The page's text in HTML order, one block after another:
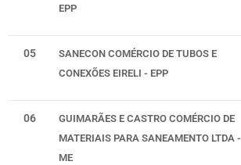
EPP
05
SANECON COMÉRCIO DE TUBOS E
CONEXÕES EIRELI - EPP
06
GUIMARÃES E CASTRO COMÉRCIO DE
MATERIAIS PARA SANEAMENTO LTDA -
ME